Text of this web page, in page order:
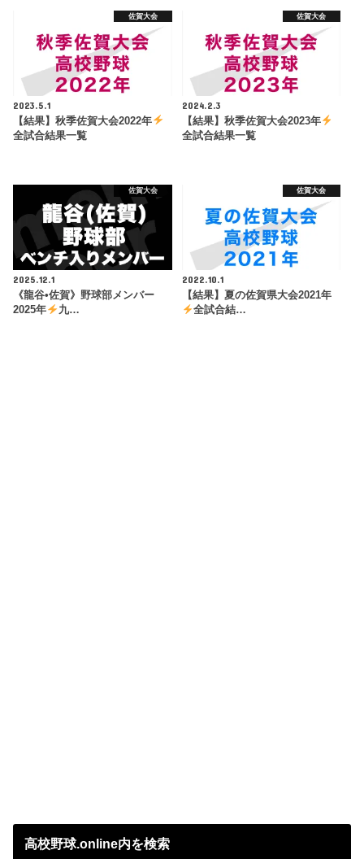
佐賀大会
2023.5.1
【結果】秋季佐賀大会2022年
全試合結果一覧
佐賀大会
2024.2.3
【結果】秋季佐賀大会2023年
全試合結果一覧
佐賀大会
2025.12.1
《龍谷•佐賀》野球部メンバー
2025年
九…
佐賀大会
2022.10.1
【結果】夏の佐賀県大会2021年
全試合結…
高校野球.online内を検索